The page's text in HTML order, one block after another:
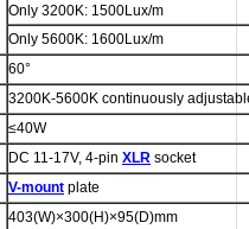
Only 3200K: 1500Lux/m
Only 5600K: 1600Lux/m
60°
3200K-5600K continuously
≤40W
DC 11-17V, 4-pin XLR socket
V-mount plate
403(W)×300(H)×95(D)mm